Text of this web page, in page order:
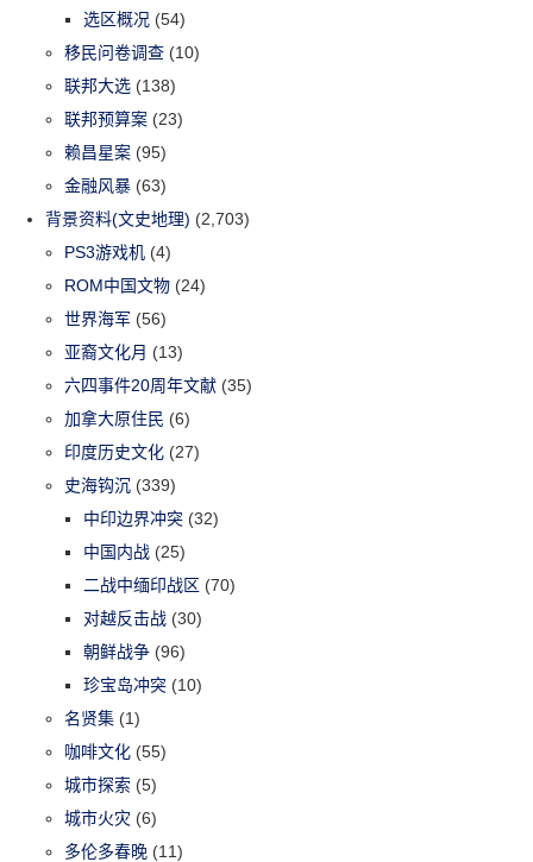
选区概况 (54)
移民问卷调查 (10)
联邦大选 (138)
联邦预算案 (23)
赖昌星案 (95)
金融风暴 (63)
背景资料(文史地理) (2,703)
PS3游戏机 (4)
ROM中国文物 (24)
世界海军 (56)
亚裔文化月 (13)
六四事件20周年文献 (35)
加拿大原住民 (6)
印度历史文化 (27)
史海钩沉 (339)
中印边界冲突 (32)
中国内战 (25)
二战中缅印战区 (70)
对越反击战 (30)
朝鲜战争 (96)
珍宝岛冲突 (10)
名贤集 (1)
咖啡文化 (55)
城市探索 (5)
城市火灾 (6)
多伦多春晚 (11)